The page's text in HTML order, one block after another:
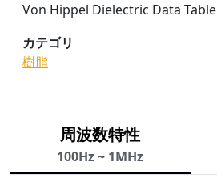
Von Hippel Dielectric Data Table
カテゴリ
樹脂
周波数特性
100Hz ~ 1MHz